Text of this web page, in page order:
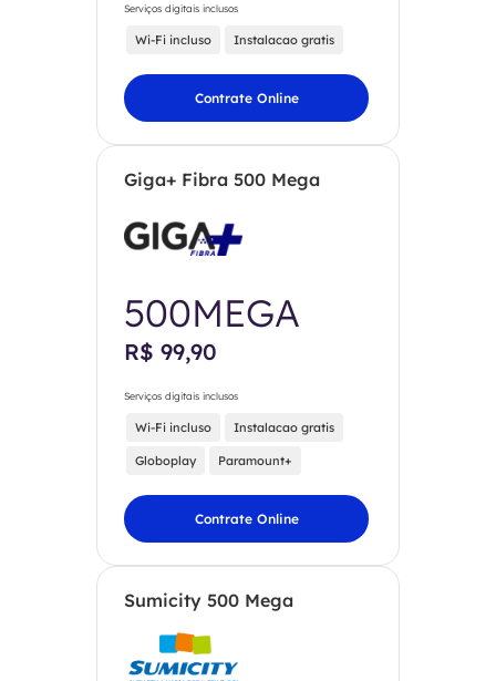
Serviços digitais inclusos
Wi-Fi incluso Instalacao gratis
Contrate Online
Giga+ Fibra 500 Mega
500MEGA
R$ 99,90
Serviços digitais inclusos
Wi-Fi incluso Instalacao gratis
Globoplay Paramount+
Contrate Online
Sumicity 500 Mega